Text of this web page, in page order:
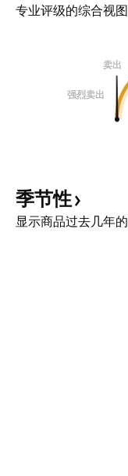
专业评级的综合视图
卖出
强烈卖出
季节性
显示商品过去几年